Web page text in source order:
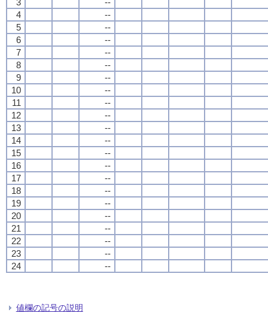
4
--
5
--
6
--
7
--
8
--
9
--
10
--
11
--
12
--
13
--
14
--
15
--
16
--
17
--
18
--
19
--
20
--
21
--
22
--
23
--
24
--
値欄の記号の説明